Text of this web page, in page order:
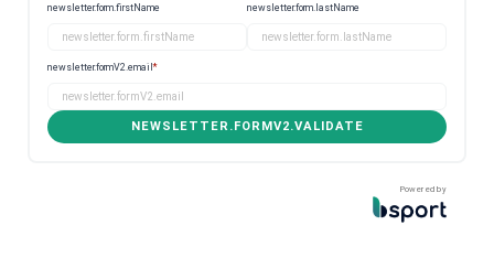
newsletter.form.firstName newsletter.form.lastName
newsletter.formV2.email*
NEWSLETTER.FORMV2.VALIDATE
Powered by